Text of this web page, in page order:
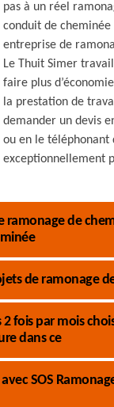
pas à un réel
conduit de cheminée
entreprise de
Le Thuit Simer
faire plus
la prestation de
demander un devis
ou en le
exceptionnellement
ramonage de
de ramonage
par mois
dans ce
SOS